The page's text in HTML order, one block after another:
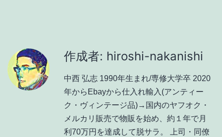
作成者: hiroshi-nakanishi
中西 弘志 1990年生まれ/専修大学卒 2020
年からEbayから仕入れ輸入(アンティー
ク・ヴィンテージ品)→国内のヤフオク・
メルカリ販売で物販を始め、約１年で月
利70万円を達成して脱サラ。 上司・同僚